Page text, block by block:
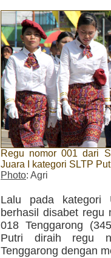
Regu nomor 001 dari
Juara I kategori SLTP
Photo: Agri
Lalu pada kategori
berhasil disabet regu
018 Tenggarong
Putri diraih regu
Tenggarong dengan